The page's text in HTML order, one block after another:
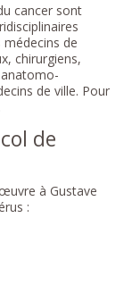
cancer sont
médecins de
chirurgiens,
de ville. Pour
de
à Gustave
: